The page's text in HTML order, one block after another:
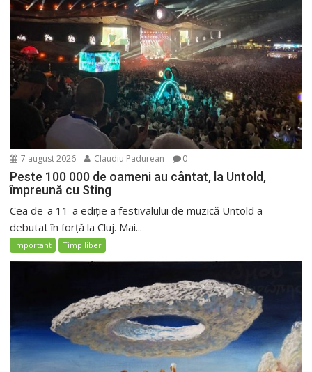
7 august 2026 Claudiu Padurean 0
Peste 100 000 de oameni au cântat, la Untold,
împreună cu Sting
Cea de-a 11-a ediție a festivalului de muzică Untold a
debutat în forță la Cluj. Mai...
Important Timp liber